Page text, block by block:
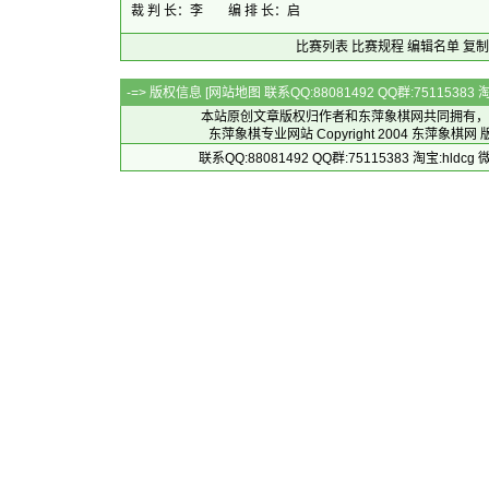
裁 判 长：李
编 排 长：启
比赛列表 比赛规程 编辑名单 复
-=> 版权信息 [网站地图 联系QQ:88081492 QQ群:75115383
本站原创文章版权归作者和 东萍象棋网共同拥有
东萍象棋专业网站 Copyright 2004 东萍象棋网
联系QQ:88081492 QQ群:75115383 淘宝:hldcg